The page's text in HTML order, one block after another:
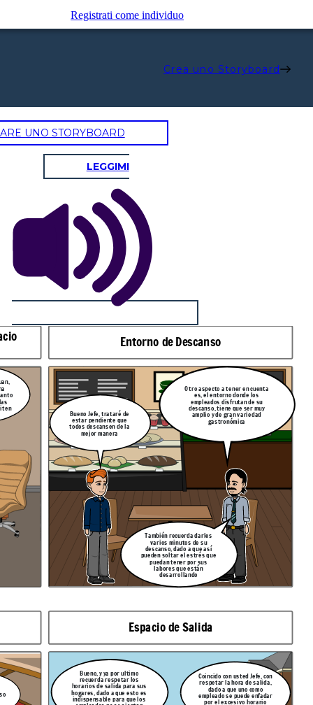
Registrati come individuo
Crea uno Storyboard
UNO STORYBOARD
LEGGIMI
Entorno de Descanso
Espacio de Salida
Otro aspecto a tener en cuenta
es, el entorno donde los
empleados disfrutan de su
descanso, tiene que ser muy
amplio y de gran variedad
gastronómica
Bueno Jefe, trataré de
estar pendiente que
todos descansen de la
mejor manera
También recuerda darles
varios minutos de su
descanso, dado a que así
pueden soltar el estrés que
puedan tener por sus
labores que están
desarrollando
Bueno, y ya por ultimo
recuerda respetar los
horarios de salida para sus
hogares, dado a que esto es
indispensable para que los
Coincido con usted Jefe, con
respetar la hora de salida,
dado a que uno como
empleado se puede enfadar
por el excesivo horario